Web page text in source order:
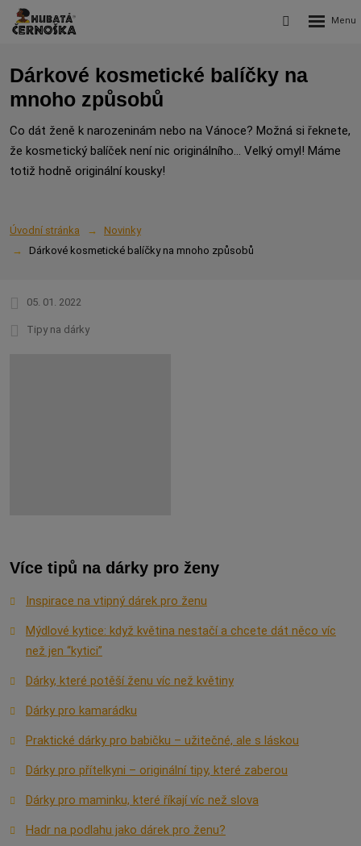
Vyhledávání
Rozbalení
Dárkové kosmetické balíčky na
mnoho způsobů
Co dát ženě k narozeninám nebo na Vánoce? Možná si řeknete,
že kosmetický balíček není nic originálního... Velký omyl! Máme
totiž hodně originální kousky!
Úvodní stránka
Novinky
Dárkové kosmetické balíčky na mnoho způsobů
05. 01. 2022
Tipy na dárky
Více tipů na dárky pro ženy
Inspirace na vtipný dárek pro ženu
Mýdlové kytice: když květina nestačí a chcete dát něco víc
než jen “kytici”
Dárky, které potěší ženu víc než květiny
Dárky pro kamarádku
Praktické dárky pro babičku – užitečné, ale s láskou
Dárky pro přítelkyni – originální tipy, které zaberou
Dárky pro maminku, které říkají víc než slova
Hadr na podlahu jako dárek pro ženu?